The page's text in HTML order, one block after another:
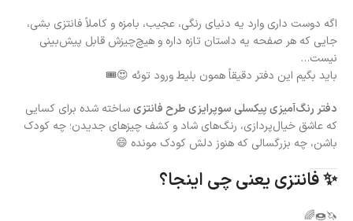
اگه دوست داری وارد یه دنیای رنگی، عجیب، بامزه و کاملاً فانتزی بشی،
جایی که هر صفحه یه داستان تازه داره و هیچ‌چیزش قابل پیش‌بینی
نیست…
باید بگیم این دفتر دقیقاً همون بلیط ورود توئه 😍🎟️
دفتر رنگ‌آمیزی پیکسلی سوپرایزی طرح فانتزیساخته شده برای کسایی
که عاشق خیال‌پردازی، رنگ‌های شاد و کشف چیزهای جدیدن؛ چه کودک
باشن، چه بزرگسالی که هنوز دلش کودک مونده 😄
✨ فانتزی یعنی چی اینجا؟
🦄🍩🌈